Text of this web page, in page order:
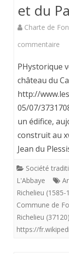
et du
Charte de
commentaire
–
du
de
PHystorique
château du
http://
05/07/
un édifice,
construit au
Jean du
Société
L'Abbaye
Richelieu (1585-
Commune de
Richelieu (37120)
https://